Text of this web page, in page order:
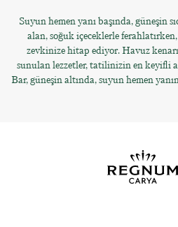
Suyun hemen yanı başında, güneşin
alan, soğuk içeceklerle
zevkinize hitap ediyor. Havuz
sunulan lezzetler, tatilinizin en keyifli
Bar, güneşin altında, suyun hemen